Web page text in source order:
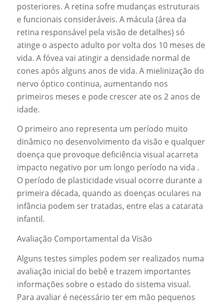
posteriores. A retina sofre mudanças estruturais
e funcionais consideráveis. A mácula (área da
retina responsável pela visão de detalhes) só
atinge o aspecto adulto por volta dos 10 meses de
vida. A fóvea vai atingir a densidade normal de
cones após alguns anos de vida. A mielinização do
nervo óptico continua, aumentando nos
primeiros meses e pode crescer ate os 2 anos de
idade.
O primeiro ano representa um período muito
dinâmico no desenvolvimento da visão e qualquer
doença que provoque deficiência visual acarreta
impacto negativo por um longo período na vida .
O período de plasticidade visual ocorre durante a
primeira década, quando as doenças oculares na
infância podem ser tratadas, entre elas a catarata
infantil.
Avaliação Comportamental da Visão
Alguns testes simples podem ser realizados numa
avaliação inicial do bebê e trazem importantes
informações sobre o estado do sistema visual.
Para avaliar é necessário ter em mão pequenos